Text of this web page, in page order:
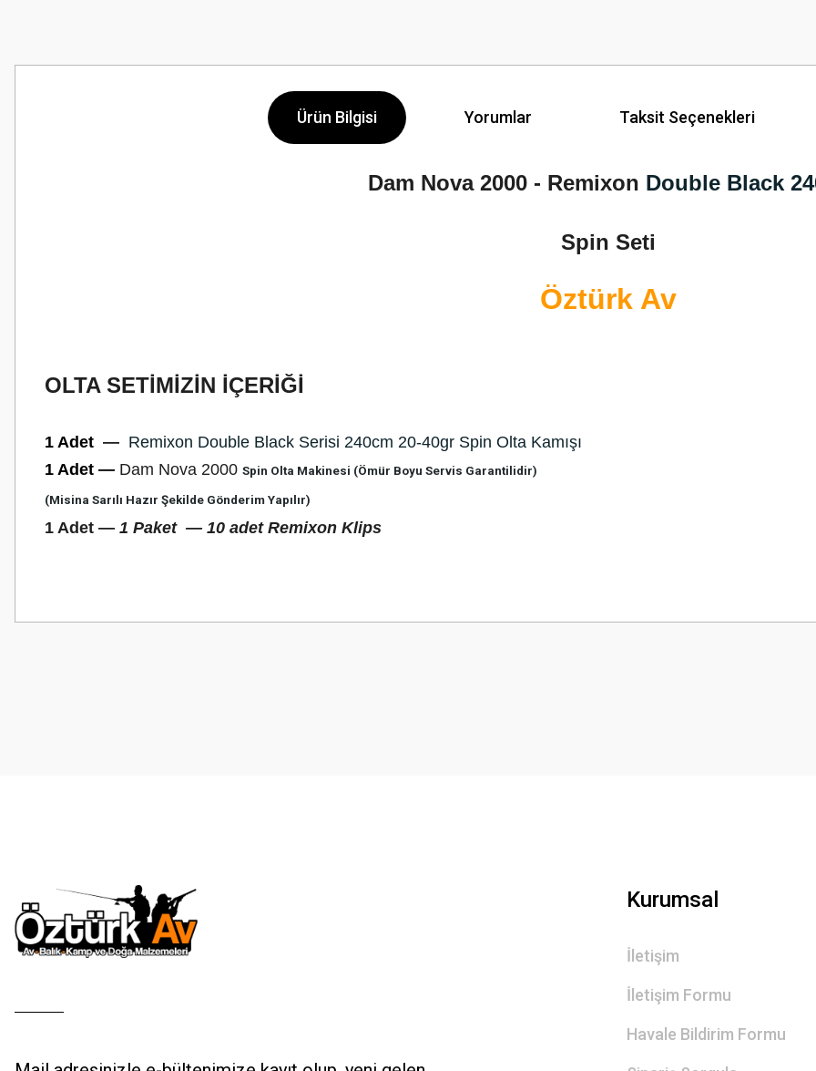
Ürün Bilgisi Yorumlar Taksit Seçenekleri
Dam Nova 2000 - Remixon Double Black
Spin Seti
Öztürk Av
OLTA SETİMİZİN İÇERİĞİ
1 Adet — Remixon Double Black Serisi 240cm 20-40gr Spin Olta Kamışı
1 Adet — Dam Nova 2000 Spin Olta Makinesi (Ömür Boyu Servis Garantilidir)
(Misina Sarılı Hazır Şekilde Gönderim Yapılır)
1 Adet — 1 Paket — 10 adet Remixon Klips
Kurumsal
İletişim
İletişim Formu
Havale Bildirim Formu